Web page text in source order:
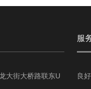
大街大桥路联东U
服
良